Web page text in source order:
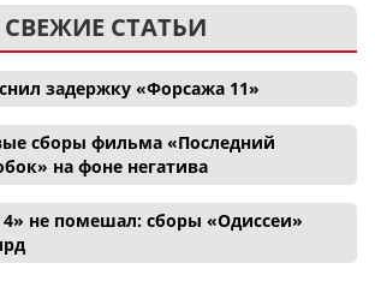
СВЕЖИЕ СТАТЬИ
задержку «Форсажа 11»
сборы фильма «Последний
на фоне негатива
4» не помешал: сборы «Одиссеи»